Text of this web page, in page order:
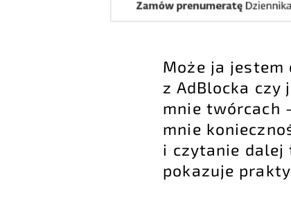
Może ja
z AdBlocka czy
mnie twórcach
mnie
i czytanie dalej
pokazuje